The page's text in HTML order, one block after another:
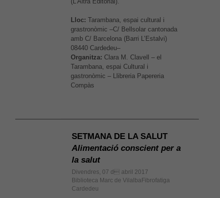
Lloc: Tarambana, espai cultural i
grastronòmic –C/ Bellsolar cantonada
amb C/ Barcelona (Barri L’Estalvi)
08440 Cardedeu–
Organitza: Clara M. Clavell – el
Tarambana, espai Cultural i
gastronòmic – Llibreria Papereria
Compàs
SETMANA DE LA SALUT
Alimentació conscient per a
la salut
Divendres, 07 d abril 2017
Biblioteca Marc de VilalbaFibrofatiga
Cardedeu